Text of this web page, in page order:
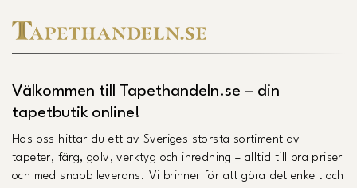
Välkommen till Tapethandeln.se – din
tapetbutik online!
Hos oss hittar du ett av Sveriges största sortiment av
tapeter, färg, golv, verktyg och inredning – alltid till bra priser
och med snabb leverans. Vi brinner för att göra det enkelt och